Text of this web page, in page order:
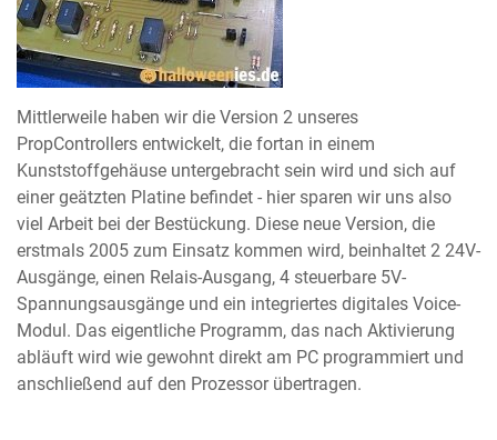
Mittlerweile haben wir die Version 2 unseres
PropControllers entwickelt, die fortan in einem
Kunststoffgehäuse untergebracht sein wird und sich auf
einer geätzten Platine befindet - hier sparen wir uns also
viel Arbeit bei der Bestückung. Diese neue Version, die
erstmals 2005 zum Einsatz kommen wird, beinhaltet 2 24V-
Ausgänge, einen Relais-Ausgang, 4 steuerbare 5V-
Spannungsausgänge und ein integriertes digitales Voice-
Modul. Das eigentliche Programm, das nach Aktivierung
abläuft wird wie gewohnt direkt am PC programmiert und
anschließend auf den Prozessor übertragen.